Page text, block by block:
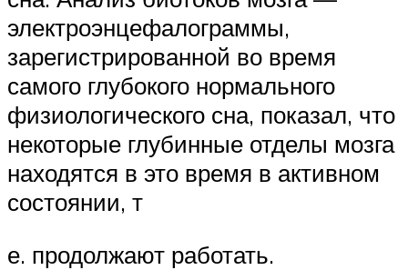
электроэнцефалограммы,
зарегистрированной во время
самого глубокого нормального
физиологического сна, показал, что
некоторые глубинные отделы мозга
находятся в это время в активном
состоянии, т
е. продолжают работать.